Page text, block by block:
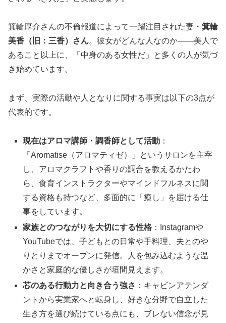
箕輪厚介さんの不倫報道によって一躍注目された妻・ 箕輪
美香（旧：三香）さん。彼女がどんな人なのか――美人で
あること以上に、「中身のある女性だ」と多くの人が気づ
き始めています。
まず、実際の活動や人となりに関する事実は以下の3点が
代表的です。
現在はアロマ講師・調香師として活動 ：
「Aromatise（アロマティゼ）」というサロンを主宰
し、アロマクラフトや香りの調合を教えるかたわ
ら、食育インストラクターやマインドフルネスに関
する資格も持つなど、多面的に「癒し」を届ける仕
事をしています。
家族とのつながりを大切にする性格 ：Instagramや
YouTubeでは、子どもとの日常や手料理、夫とのや
りとりまでオープンに発信。人を包み込むような温
かさと家庭的な優しさが垣間見えます。
芯のある行動力と向き合う強さ ：キャビンアテンダ
ントから実業家へと転身し、好きな分野で自立した
生き方を選び続けている点にも、ブレない信念が見